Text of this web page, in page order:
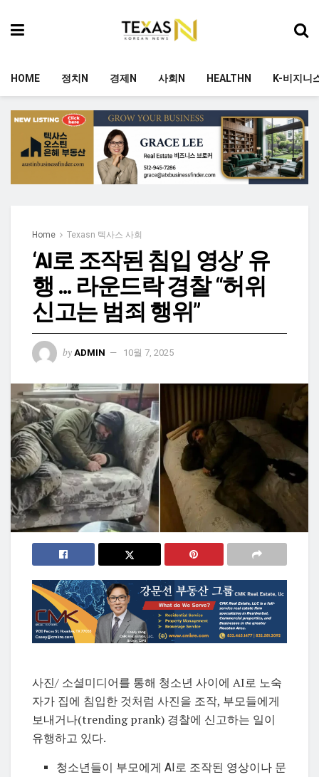
HOME 정치N 경제N 사회N HEALTHN K-비지니
Home Texasn 텍사스 사회
‘AI로 조작된 침입 영상’ 유
행 … 라운드락 경찰 “허위
신고는 범죄 행위”
by ADMIN 10월 7, 2025
사진/ 소셜미디어를 통해 청소년 사이에 AI로 노숙
자가 집에 침입한 것처럼 사진을 조작, 부모들에게
보내거나(trending prank) 경찰에 신고하는 일이
유행하고 있다.
청소년들이 부모에게 AI로 조작된 영상이나 문